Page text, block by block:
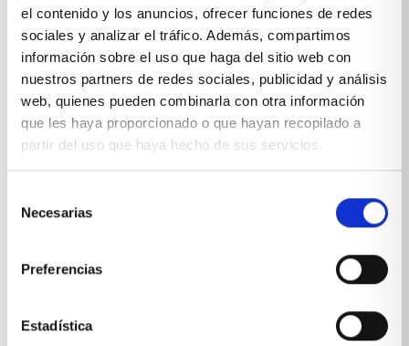
el contenido y los anuncios, ofrecer funciones de redes
sociales y analizar el tráfico. Además, compartimos
información sobre el uso que haga del sitio web con
nuestros partners de redes sociales, publicidad y análisis
web, quienes pueden combinarla con otra información
que les haya proporcionado o que hayan recopilado a
partir del uso que haya hecho de sus servicios.
Necesarias
Preferencias
Estadística